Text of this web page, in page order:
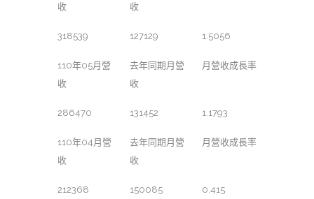
收
收
318539 127129 1.5056
110年05月營
收
去年同期月營
收
月營收成長率
286470 131452 1.1793
110年04月營
收
去年同期月營
收
月營收成長率
212368 150085 0.415